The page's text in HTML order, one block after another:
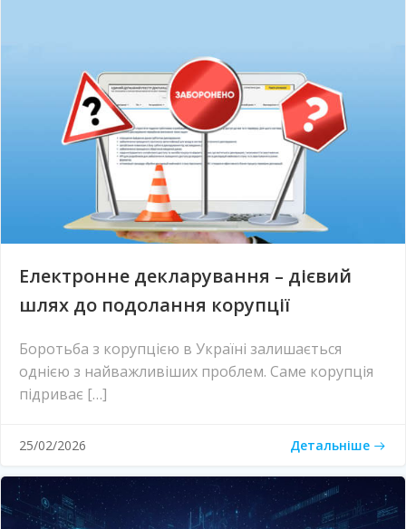
Електронне декларування – дієвий
шлях до подолання корупції
Боротьба з корупцією в Україні залишається
однією з найважливіших проблем. Саме корупція
підриває […]
25/02/2026 Детальніше